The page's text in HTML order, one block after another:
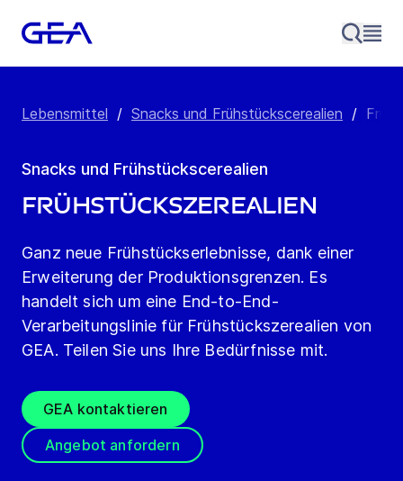
Lebensmittel / Snacks und Frühstückscerealien /
Snacks und Frühstückscerealien
Frühstückszerealien
Ganz neue Frühstückserlebnisse, dank einer
Erweiterung der Produktionsgrenzen. Es
handelt sich um eine End-to-End-
Verarbeitungslinie für Frühstückszerealien von
GEA. Teilen Sie uns Ihre Bedürfnisse mit.
GEA kontaktieren
Angebot anfordern